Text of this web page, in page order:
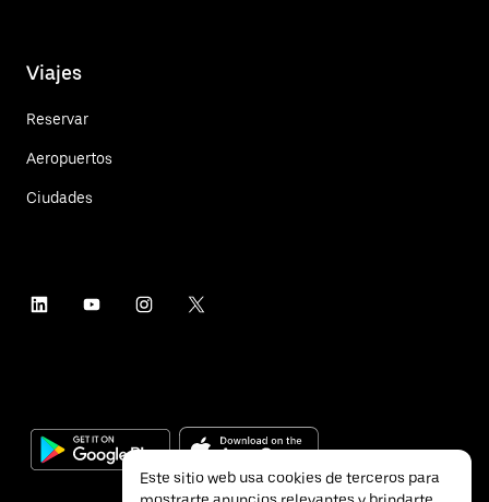
Viajes
Reservar
Aeropuertos
Ciudades
Este sitio web usa cookies de terceros para